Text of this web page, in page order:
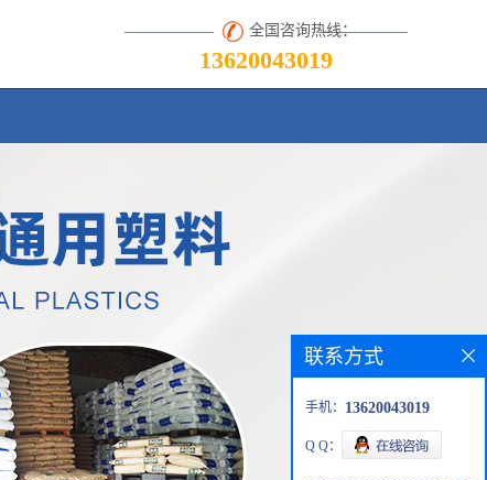
全国咨询热线：
13620043019
联系方式
手机： 13620043019
Q Q：